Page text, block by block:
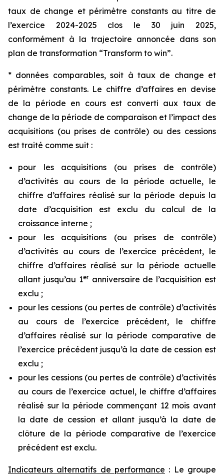
taux de change et périmètre constants au titre de
l’exercice 2024-2025 clos le 30 juin 2025,
conformément à la trajectoire annoncée dans son
plan de transformation “Transform to win”.
* données comparables, soit à taux de change et
périmètre constants. Le chiffre d’affaires en devise
de la période en cours est converti aux taux de
change de la période de comparaison et l’impact des
acquisitions (ou prises de contrôle) ou des cessions
est traité comme suit :
pour les acquisitions (ou prises de contrôle)
d’activités au cours de la période actuelle, le
chiffre d’affaires réalisé sur la période depuis la
date d’acquisition est exclu du calcul de la
croissance interne ;
pour les acquisitions (ou prises de contrôle)
d’activités au cours de l’exercice précédent, le
chiffre d’affaires réalisé sur la période actuelle
allant jusqu’au 1eranniversaire de l’acquisition est
exclu ;
pour les cessions (ou pertes de contrôle) d’activités
au cours de l’exercice précédent, le chiffre
d’affaires réalisé sur la période comparative de
l’exercice précédent jusqu’à la date de cession est
exclu ;
pour les cessions (ou pertes de contrôle) d’activités
au cours de l’exercice actuel, le chiffre d’affaires
réalisé sur la période commençant 12 mois avant
la date de cession et allant jusqu’à la date de
clôture de la période comparative de l’exercice
précédent est exclu.
Indicateurs alternatifs de performance : Le groupe